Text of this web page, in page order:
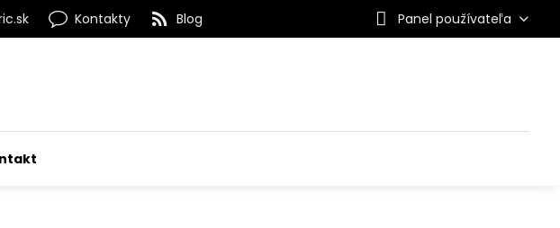
Kontakty Blog Panel používateľa